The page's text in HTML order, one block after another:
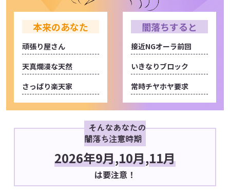
本来のあなた
頑張り屋さん
天真爛漫な天然
さっぱり楽天家
闇落ちすると
接近NGオーラ前回
いきなりブロック
常時チヤホヤ要求
そんなあなたの
闇落ち注意時期
2026年9月,10月,11月
は要注意！